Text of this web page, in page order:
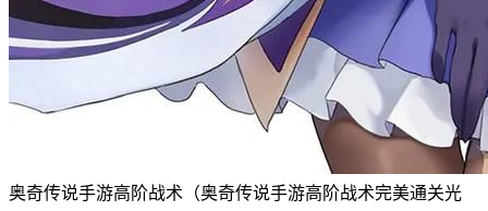
奥奇传说手游高阶战术（奥奇传说手游高阶战术完美通关光